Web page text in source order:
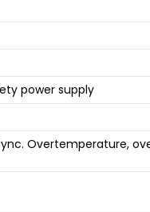
power supply
Overtemperature,